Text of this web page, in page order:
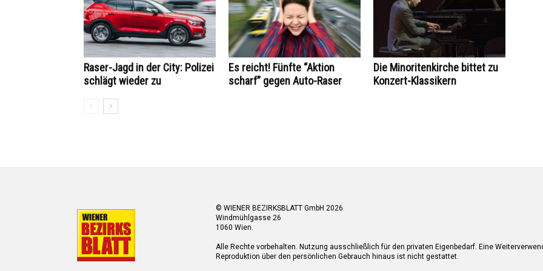
Raser-Jagd in der City: Polizei
schlägt wieder zu
Es reicht! Fünfte “Aktion
scharf” gegen Auto-Raser
Die Minoritenkirche bittet zu
Konzert-Klassikern
© WIENER BEZIRKSBLATT GmbH 2026
Windmühlgasse 26
1060 Wien.
Alle Rechte vorbehalten. Nutzung ausschließlich für den privaten Eigenbedarf. Eine
Reproduktion über den persönlichen Gebrauch hinaus ist nicht gestattet.